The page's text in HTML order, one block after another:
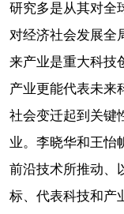
研究多是从其对全
对经济社会发展全
来产业是重大科技
产业更能代表未来
社会变迁起到关键
业。李晓华和王怡
前沿技术所推动、
标、代表科技和产